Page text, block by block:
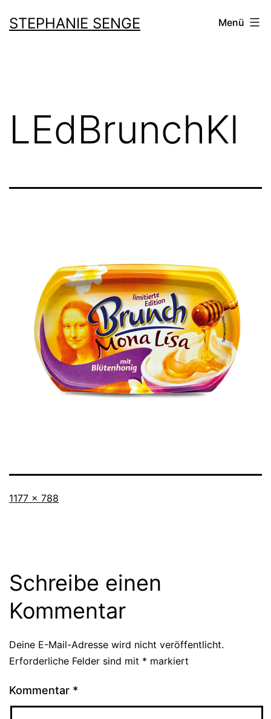
Inhalt
STEPHANIE SENGE Menü
LEdBrunchKl
Vollständige
1177 × 788
Schreibe einen
Kommentar
Deine E-Mail-Adresse wird nicht veröffentlicht.
Erforderliche Felder sind mit * markiert
Kommentar *